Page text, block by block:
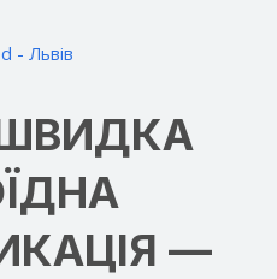
- Львів
—